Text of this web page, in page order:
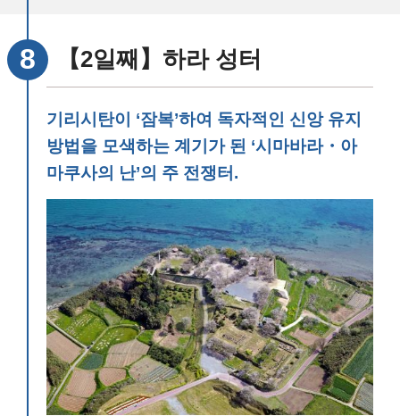
【2일째】하라 성터
기리시탄이 ‘잠복’하여 독자적인 신앙 유지
방법을 모색하는 계기가 된 ‘시마바라・아
마쿠사의 난’의 주 전쟁터.